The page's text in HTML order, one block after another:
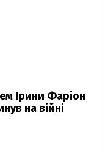
Ірини Фаріон
на війні